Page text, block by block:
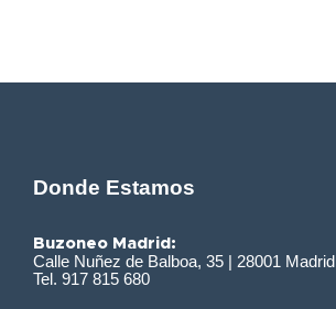
Donde Estamos
Buzoneo Madrid:
Calle Nuñez de Balboa, 35 | 28001 Madrid
Tel. 917 815 680